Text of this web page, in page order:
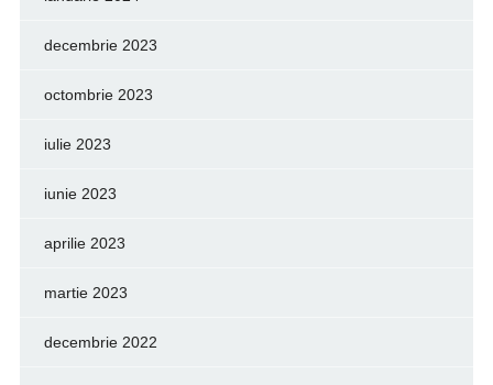
decembrie 2023
octombrie 2023
iulie 2023
iunie 2023
aprilie 2023
martie 2023
decembrie 2022